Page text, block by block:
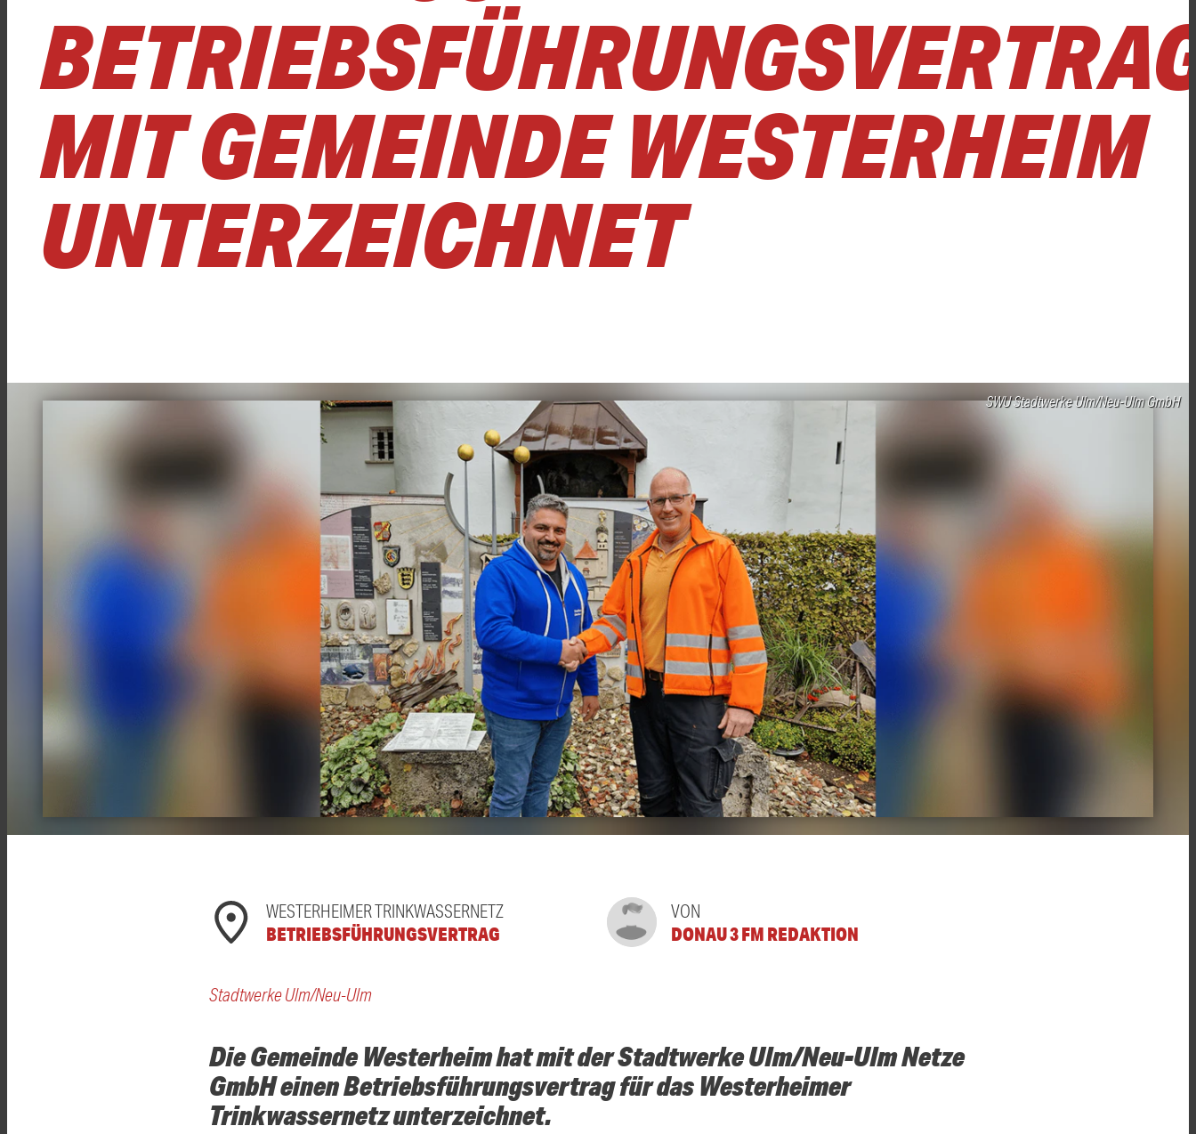
MIT GEMEINDE WESTERHEIM
UNTERZEICHNET
SWU Stadtwerke Ulm/Neu-Ulm GmbH
WESTERHEIMER TRINKWASSERNETZ
BETRIEBSFÜHRUNGSVERTRAG
VON
DONAU 3 FM REDAKTION
Stadtwerke Ulm/Neu-Ulm
Die Gemeinde Westerheim hat mit der Stadtwerke Ulm/Neu-Ulm Netze
GmbH einen Betriebsführungsvertrag für das Westerheimer
Trinkwassernetz unterzeichnet.